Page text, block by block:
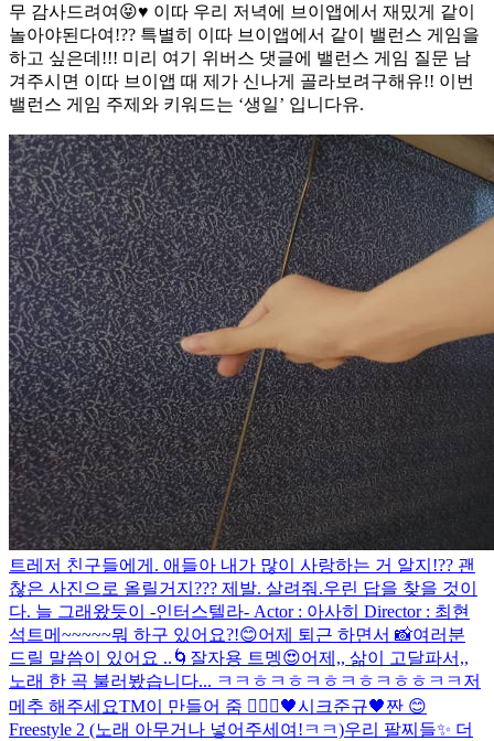
무 감사드려여😝♥️ 이따 우리 저녁에 브이앱에서 재밌게 같이
놀아야된다여!?? 특별히 이따 브이앱에서 같이 밸런스 게임을
하고 싶은데!!! 미리 여기 위버스 댓글에 밸런스 게임 질문 남
겨주시면 이따 브이앱 때 제가 신나게 골라보려구해유!! 이번
밸런스 게임 주제와 키워드는 ‘생일’ 입니다유.
트레저 친구들에게. 애들아 내가 많이 사랑하는 거 알지!?? 괜
찮은 사진으로 올릴거지??? 제발. 살려줘.우린 답을 찾을 것이
다. 늘 그래왔듯이 -인터스텔라- Actor : 아사히 Director : 최현
석 트메~~~~~뭐 하구 있어요?!😊어제 퇴근 하면서 📸여러분
드릴 말씀이 있어요 .. 🌀 잘자용 트멩😍어제,, 삶이 고달파서,,
노래 한 곡 불러봤습니다... ㅋㅋㅎㅋㅎㅋㅎㅋㅎㅋㅎㅎㅋㅋ 저
메추 해주세요TM이 만들어 줌 🧚🏻‍♀️🖤시크준규🖤짠 😊
Freestyle 2 (노래 아무거나 넣어주세여!ㅋㅋ)우리 팔찌들✨ 더